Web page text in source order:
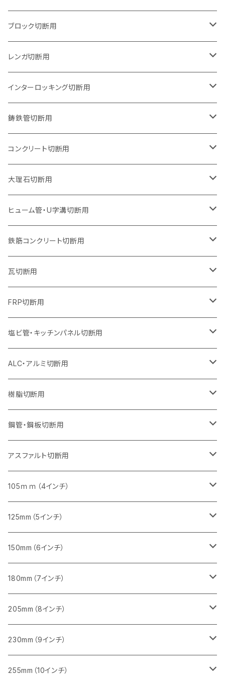
125mm（5インチ）
グラインダー取付用
石井超硬電動切断機 取付用
105mm（4インチ）
セグメントタイプ
セグメントタイプ（ビス穴付き
125mm（5インチ）
セグメントタイプ
セグメントタイプ（ビス穴付き
150mm（6インチ）
セグメントタイプ
180mm（7インチ）
セグメントタイプ
205mm（8インチ）
セグメントタイプ
230mm（9インチ）
セグメントタイプ
305mm（12インチ）
セグメント
セグメント（特殊凸凹加工チップ）
355mm（14インチ）
セグメント
セグメント（特殊凸凹加工チップ）
405mm（16インチ）
セグメントタイプ
ブロック切断用
105mm（4インチ）
セグメントタイプ
ウェーブタイプ
125mm（5インチ）
セグメントタイプ
ウェーブタイプ
150mm（6インチ）
セグメントタイプ
ウェーブタイプ
180mm（7インチ）
セグメントタイプ
ウェーブタイプ
205mm（8インチ）
セグメントタイプ
ウェーブタイプ
230mm（9インチ）
セグメントタイプ
ウェーブタイプ
255mm（10インチ）
セグメントタイプ
305mm（12インチ）
セグメント
セグメント（特殊凸凹加工チップ）
355mm（14インチ）
セグメント
セグメント（特殊凸凹加工チップ）
レンガ切断用
105mm（4インチ）
セグメントタイプ
ウェーブタイプ
125mm（5インチ）
セグメントタイプ
ウェーブタイプ
150mm（6インチ）
セグメントタイプ
ウェーブタイプ
180mm（7インチ）
セグメントタイプ
ウェーブタイプ
205mm（8インチ）
セグメントタイプ
ウェーブタイプ
230mm（9インチ）
セグメントタイプ
ウェーブタイプ
255mm（10インチ）
セグメントタイプ
305mm（12インチ）
セグメント
セグメント（特殊凸凹加工チップ）
355mm（14インチ）
セグメント
セグメント（特殊凸凹加工チップ）
インターロッキング切断用
105mm（4インチ）
セグメントタイプ
セグメントタイプ（ビス穴付き
125mm（5インチ）
セグメントタイプ
セグメントタイプ（ビス穴付き
150mm（6インチ）
セグメントタイプ
180mm（7インチ）
セグメントタイプ
205mm（8インチ）
セグメントタイプ
230mm（9インチ）
セグメントタイプ
255mm（10インチ）
セグメントタイプ（一般道路カッター用
305mm（12インチ）
セグメントタイプ
セグメントタイプ（一般道路カッター用
355mm（14インチ）
セグメントタイプ
セグメントタイプ（一般道路カッター用
405mm（16インチ）
セグメントタイプ
セグメントタイプ（一般道路カッター用
455mm（18インチ）
セグメント（一般道路カッター用
鋳鉄管切断用
105mm（4インチ）
セグメントタイプ
セグメントタイプ（ビス穴付き
125mm（5インチ）
セグメントタイプ
セグメントタイプ（ビス穴付き
150mm（6インチ）
セグメントタイプ
180mm（7インチ）
セグメントタイプ
205mm（8インチ）
セグメントタイプ
230mm（9インチ）
セグメントタイプ
305mm（12インチ）
セグメントタイプ
埋設鋳鉄管工事対応タイプ
355mm（14インチ）
セグメントタイプ
埋設鋳鉄管工事対応タイプ
405mm（16インチ）
セグメントタイプ
埋設鋳鉄管工事対応タイプ
コンクリート切断用
105mm（4インチ）
セグメントタイプ
ウェーブタイプ
125mm（5インチ）
セグメントタイプ
ウェーブタイプ
150mm（6インチ）
セグメントタイプ
ウェーブタイプ
180mm（7インチ）
セグメントタイプ
ウェーブタイプ
205mm（8インチ）
セグメントタイプ
ウェーブタイプ
230mm（9インチ）
セグメントタイプ
ウェーブタイプ
255mm（10インチ）
セグメントタイプ
セグメントタイプ（一般道路カッター用
305mm（12インチ）
セグメント
セグメント（特殊凸凹加工チップ）
355mm（14インチ）
セグメント
セグメント（特殊凸凹加工チップ）
405mm（16インチ）
セグメント
セグメント（一般道路カッター用
473mm（18インチ）
セグメント（一般道路カッター用
大理石切断用
125mm（5インチ）
ヒューム管・U字溝切断用
105mm（4インチ）
セグメントタイプ
125mm（5インチ）
セグメントタイプ
150mm（6インチ）
セグメントタイプ
180mm（7インチ）
セグメントタイプ
205mm（8インチ）
セグメントタイプ
230mm（9インチ）
セグメントタイプ
255mm（10インチ）
セグメントタイプ
305mm（12インチ）
セグメント
セグメント（特殊凸凹加工チップ）
355mm（14インチ）
セグメント
セグメント（特殊凸凹加工チップ）
405mm（16インチ）
セグメントタイプ
鉄筋コンクリート切断用
305mm（12インチ）
セグメントタイプ
355mm（14インチ）
セグメントタイプ
405mm（16インチ）
セグメントタイプ
瓦切断用
105mm（4インチ）
FRP切断用
125ｍｍ（5インチ）
塩ビ管・キッチンパネル切断用
125ｍｍ（5インチ）
ALC・アルミ切断用
305mm（12インチ）
砥石（補強綱入り）
355mm（14インチ）
砥石（補強綱入り）
樹脂切断用
305mm（12インチ）
砥石（補強綱入り）
355mm（14インチ）
砥石（補強綱入り）
鋼管・鋼板切断用
305mm（12インチ）
砥石（補強綱入り）
355mm（14インチ）
砥石（補強綱入り）
アスファルト切断用
255ｍｍ（10インチ）
一般道路カッター用
305ｍｍ（12インチ）
一般道路カッター用
355ｍｍ（14インチ）
一般道路カッター用
405mm（16インチ）
一般道路カッター用
455ｍｍ（18インチ）
一般道路カッター用
105ｍｍ（4インチ）
タイル切断用
みかげ石（御影石）切断用
コンクリート切断用
ブロック切断用
レンガ切断用
インターロッキング切断用
125mm（5インチ）
タイル切断用
みかげ石（御影石）切断用
コンクリート切断用
ブロック切断用
レンガ切断用
150mm（6インチ）
みかげ石（御影石）切断用
コンクリート切断用
ブロック切断用
レンガ切断用
180mm（7インチ）
みかげ石（御影石）切断用
コンクリート切断用
ブロック切断用
205mm（8インチ）
みかげ石（御影石）切断用
コンクリート切断用
230mm（9インチ）
みかげ石（御影石）切断用
255mm（10インチ）